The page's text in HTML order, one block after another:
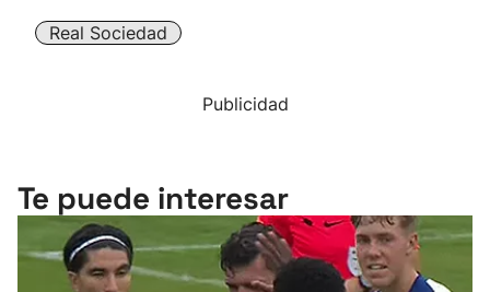
Más deportes
Real Sociedad
Publicidad
Te puede interesar